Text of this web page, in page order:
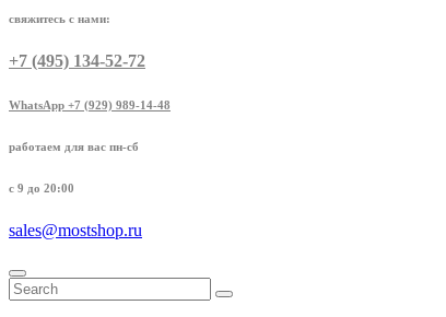
свяжитесь с нами:
+7 (495) 134-52-72
WhatsApp +7 (929) 989-14-48
работаем для вас пн-сб
с 9 до 20:00
sales@mostshop.ru